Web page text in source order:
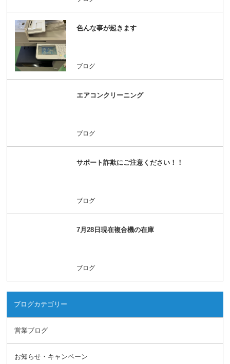
色んな事が起きます
ブログ
エアコンクリーニング
ブログ
サポート詐欺にご注意ください！！
ブログ
7月28日現在複合機の在庫
ブログ
ブログカテゴリー
営業ブログ
お知らせ・キャンペーン